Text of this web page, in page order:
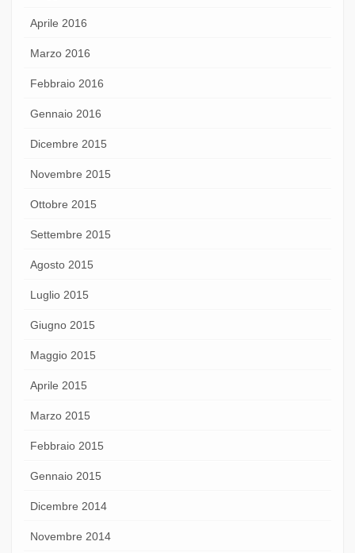
Aprile 2016
Marzo 2016
Febbraio 2016
Gennaio 2016
Dicembre 2015
Novembre 2015
Ottobre 2015
Settembre 2015
Agosto 2015
Luglio 2015
Giugno 2015
Maggio 2015
Aprile 2015
Marzo 2015
Febbraio 2015
Gennaio 2015
Dicembre 2014
Novembre 2014